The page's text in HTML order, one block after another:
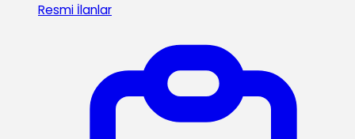
Resmi İlanlar